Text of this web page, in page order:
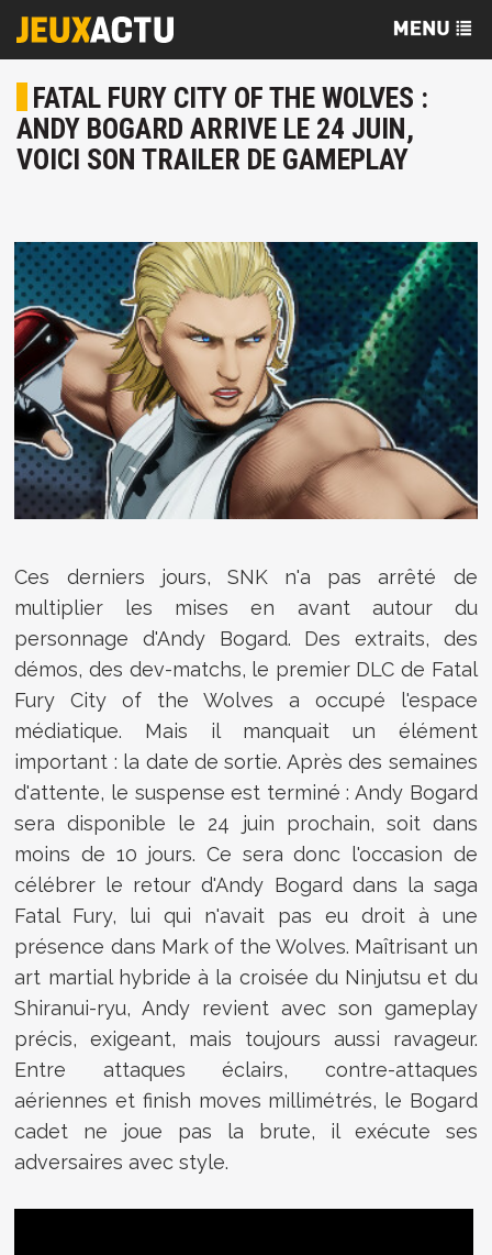
FATAL FURY CITY OF THE WOLVES :
ANDY BOGARD ARRIVE LE 24 JUIN,
VOICI SON TRAILER DE GAMEPLAY
Ces derniers jours, SNK n'a pas arrêté de
multiplier les mises en avant autour du
personnage d'Andy Bogard. Des extraits, des
démos, des dev-matchs, le premier DLC de Fatal
Fury City of the Wolves a occupé l'espace
médiatique. Mais il manquait un élément
important : la date de sortie. Après des semaines
d'attente, le suspense est terminé : Andy Bogard
sera disponible le 24 juin prochain, soit dans
moins de 10 jours. Ce sera donc l'occasion de
célébrer le retour d'Andy Bogard dans la saga
Fatal Fury, lui qui n'avait pas eu droit à une
présence dans Mark of the Wolves. Maîtrisant un
art martial hybride à la croisée du Ninjutsu et du
Shiranui-ryu, Andy revient avec son gameplay
précis, exigeant, mais toujours aussi ravageur.
Entre attaques éclairs, contre-attaques
aériennes et finish moves millimétrés, le Bogard
cadet ne joue pas la brute, il exécute ses
adversaires avec style.